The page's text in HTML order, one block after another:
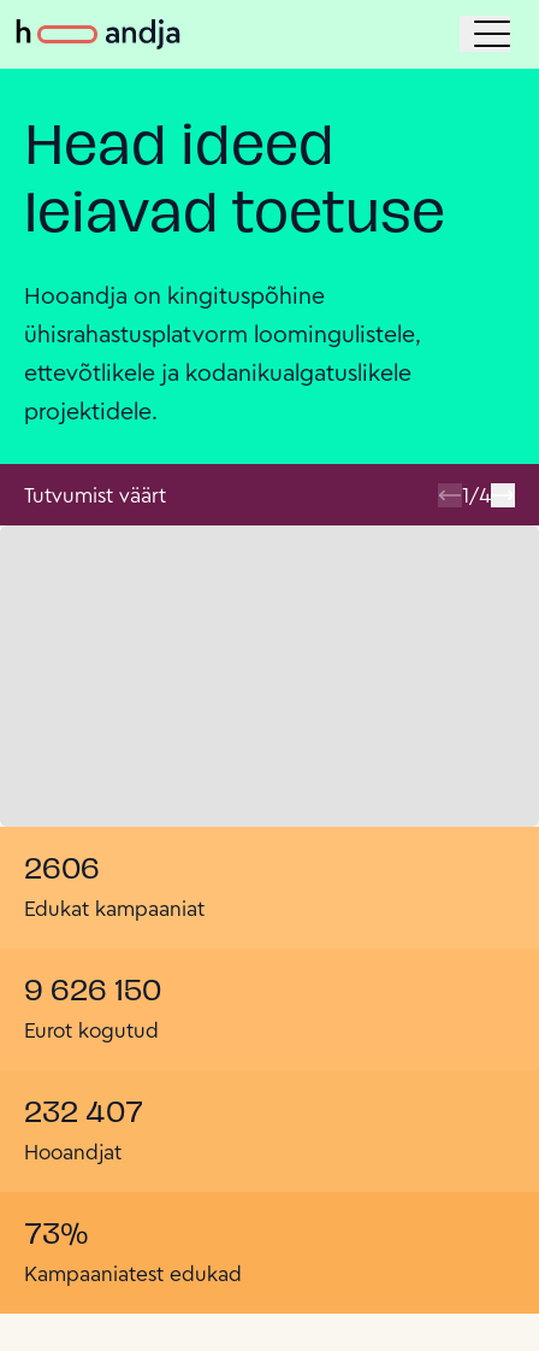
Head ideed
leiavad toetuse
Hooandja on kingituspõhine
ühisrahastusplatvorm loomingulistele,
ettevõtlikele ja kodanikualgatuslikele
projektidele.
Tutvumist väärt 1/4
2606
Edukat kampaaniat
9 626 150
Eurot kogutud
232 407
Hooandjat
73%
Kampaaniatest edukad